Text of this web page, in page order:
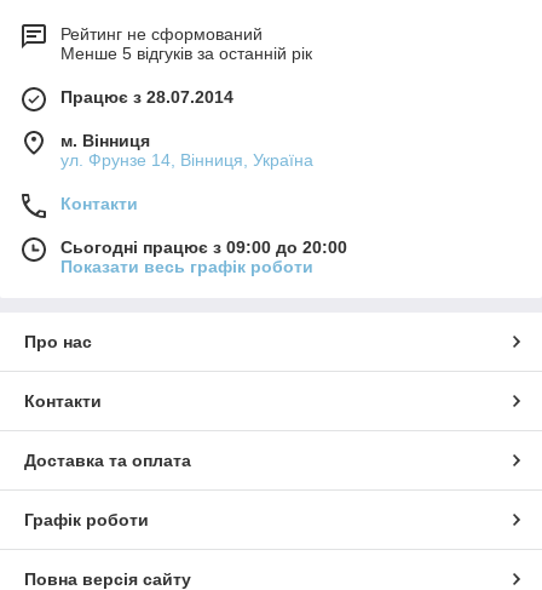
Рейтинг не сформований
Менше 5 відгуків за останній рік
Працює з 28.07.2014
м. Вінниця
ул. Фрунзе 14, Вінниця, Україна
Контакти
Сьогодні працює з 09:00 до 20:00
Показати весь графік роботи
Про нас
Контакти
Доставка та оплата
Графік роботи
Повна версія сайту